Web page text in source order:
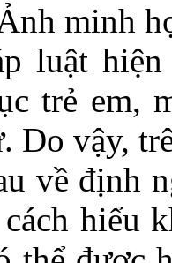
minh
luật
trẻ em,
Do vậy,
về định
hiểu